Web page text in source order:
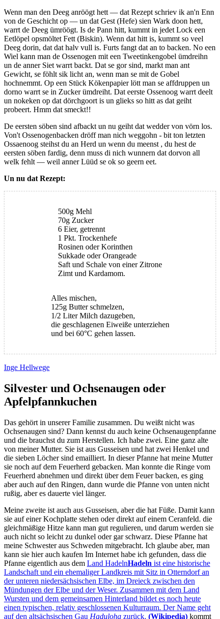
Wenn man den Deeg anröögt hett — dat Rezept schriev ik an'n Enn
von de Geschicht op — un dat Gest (Hefe) sien Wark doon hett,
warrt de Deeg ümröögt. Is de Pann hitt, kummt in jedet Lock een
Eetlöpel opsmöltet Fett (Biskin). Wenn dat hitt is, kummt so veel
Deeg dorin, dat dat halv vull is. Furts fangt dat an to backen. No een
Wiel kann man de Ossenogen mit een Tweetinkengobel ümdreihn
un de anner Siet warrt backt. Dat se gor sind, markt man ant
Gewicht, se föhlt sik licht an, wenn man se mit de Gobel
hochnemmt. Op een Stück Kökenpapier lött man se affdruppen un
dorno warrt se in Zucker ümdreiht. Dat eerste Ossenoog warrt deelt
un nokeken op dat dörchgoort is un glieks so hitt as dat geiht
probeert. Hmm dat smeckt!!
De eersten söben sind afbackt un nu geiht dat wedder von vörn los.
Von't Ossenogenbacken dröff man nich weggohn - bit ton letzten
Ossaenoog steihst du an Herd un wenn du meenst , du hest de
eersten söben fardig, denn muss di nich wunnern dat dorvon all
welk fehlt — weil anner Lüüd se ok so geern eet.
Un nu dat Rezept:
500g Mehl
70g Zucker
6 Eier, getrennt
1 Pkt. Trockenhefe
Rosinen oder Korinthen
Sukkade oder Orangeade
Saft und Schale von einer Zitrone
Zimt und Kardamom.
Alles mischen,
125g Butter schmelzen,
1/2 Liter Milch dazugeben,
die geschlagenen Eiweiße unterziehen
und bei 60°C gehen lassen.
Inge Hellwege
Silvester und Ochsenaugen oder
Apfelpfannkuchen
Das gehört in unserer Familie zusammen. Du weißt nicht was
Ochsenaugen sind? Dann kennst du auch keine Ochsenaugenpfanne
und die brauchst du zum Herstellen. Ich habe zwei. Eine ganz alte
von meiner Mutter. Sie ist aus Gusseisen und hat zwei Henkel und
die sieben Löcher sind emailliert. In dieser Pfanne hat meine Mutter
sie noch auf dem Feuerherd gebacken. Man konnte die Ringe vom
Feuerherd abnehmen und direkt über dem Feuer backen, es ging
aber auch auf den Ringen, dann wurde die Pfanne von unten nicht
rußig, aber es dauerte viel länger.
Meine zweite ist auch aus Gusseisen, aber die hat Füße. Damit kann
sie auf einer Kochplatte stehen oder direkt auf einem Ceranfeld. die
gleichmäßige Hitze kann man gut regulieren, und darum werden sie
auch nicht so leicht zu dunkel oder gar schwarz. Diese Pfanne hat
meine Schwester aus Schweden mitgebracht. Ich glaube aber, man
kann sie hier auch kaufen Im Internet habe ich gefunden, dass die
Pfanne eigentlich aus dem Land HadelnHadeln ist eine historische
Landschaft und ein ehemaliger Landkreis mit Sitz in Otterndorf an
der unteren niedersächsischen Elbe, im Dreieck zwischen den
Mündungen der Elbe und der Weser. Zusammen mit dem Land
Wursten und dem gemeinsamen Hinterland bildet es noch heute
einen typischen, relativ geschlossenen Kulturraum. Der Name geht
auf den altsächsischen Gau Haduloha zurück. (Wikipedia) kommt